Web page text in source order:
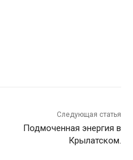
Следующая статья
Подмоченная энергия в
Крылатском.